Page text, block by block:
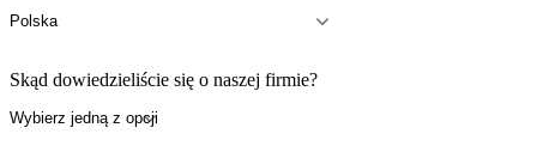
Skąd dowiedzieliście się o naszej firmie?